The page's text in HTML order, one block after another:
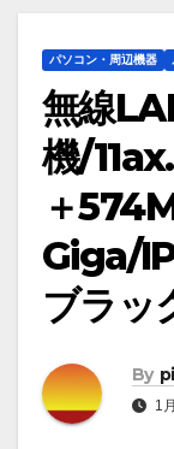
パソコン・周辺機器
無線
機/
＋
Giga/
ブラッ
By
1